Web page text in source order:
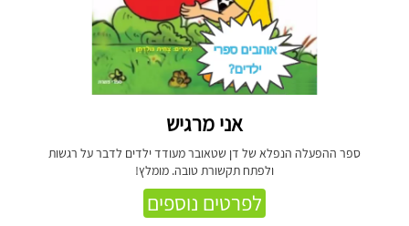
אני מרגיש
ספר ההפעלה הנפלא של דן שטאובר מעודד ילדים לדבר על רגשות
ולפתח תקשורת טובה. מומלץ!
לפרטים נוספים